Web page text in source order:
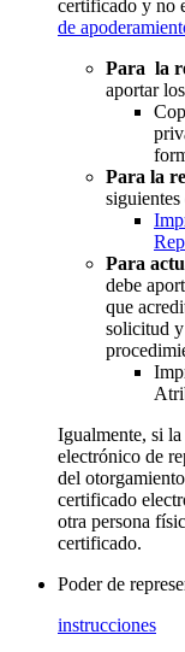
certificado y no
de
Para la
aportar
Para la
Para
debe
que
solicitud y
Igualmente, si
electrónico de
del
certificado
otra persona
certificado.
Poder de
instrucciones